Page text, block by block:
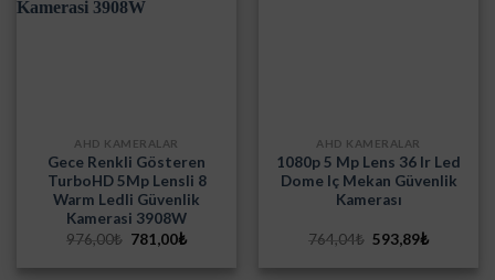
AHD KAMERALAR
Gece Renkli Gösteren
TurboHD 5Mp Lensli 8
Warm Ledli Güvenlik
Kamerasi 3908W
976,00₺ Orijinal
fiyat:
976,00₺.
781,00₺Şu
fiyat:
AHD KAMERALAR
1080p 5 Mp Lens 36 Ir Led
Dome Iç Mekan Güvenlik
Kamerası
764,04₺ Orijinal
fiyat:
764,04₺.
593,89₺Şu
fiyat: